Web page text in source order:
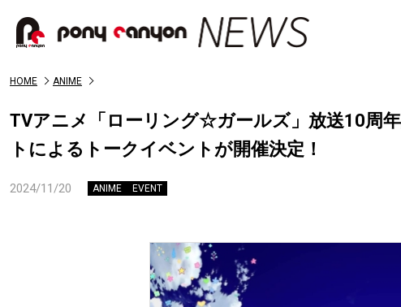
HOME ANIME
TVアニメ「ローリング☆ガールズ」放送10周
トによるトークイベントが開催決定！
2024/11/20 ANIME EVENT